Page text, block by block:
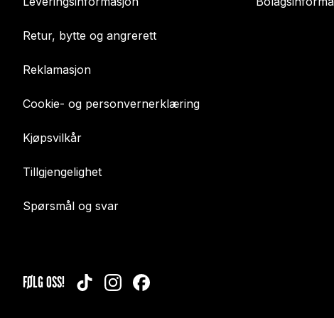
Retur, bytte og angrerett
Reklamasjon
Cookie- og personvernerklæring
Kjøpsvilkår
Tillgjengelighet
Spørsmål og svar
FØLG OSS! TIKTOKINSTAGRAMFACEBOOK